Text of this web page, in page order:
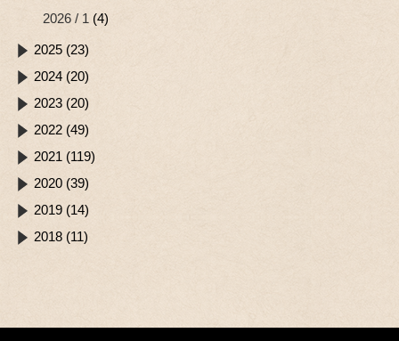
2026 / 1 (4)
2025 (23)
2024 (20)
2023 (20)
2022 (49)
2021 (119)
2020 (39)
2019 (14)
2018 (11)